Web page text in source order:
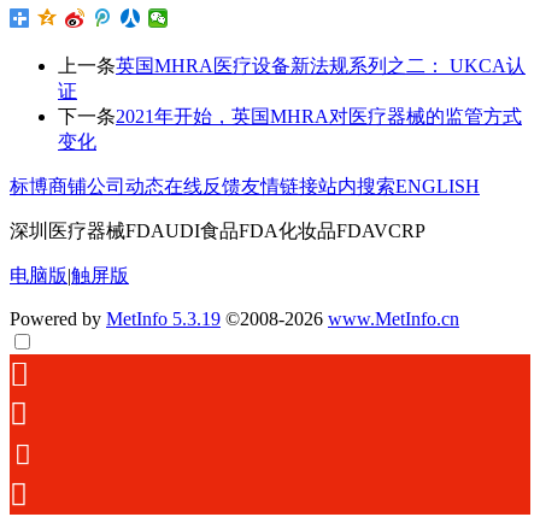
上一条英国MHRA医疗设备新法规系列之二： UKCA认
证
下一条2021年开始，英国MHRA对医疗器械的监管方式
变化
标博商铺公司动态在线反馈友情链接站内搜索ENGLISH
深圳医疗器械FDAUDI食品FDA化妆品FDAVCRP
电脑版|触屏版
Powered by MetInfo 5.3.19 ©2008-2026 www.MetInfo.cn